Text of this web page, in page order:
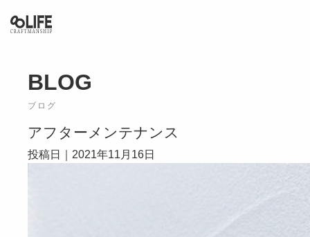
BLOG
ブログ
アフターメンテナンス
投稿日｜2021年11月16日